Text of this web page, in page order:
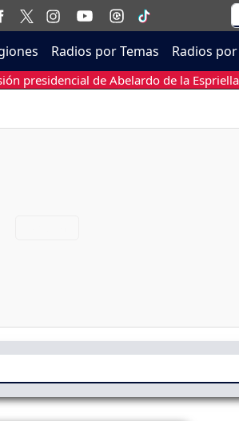
Radios por Temas Radios
presidencial de Abelardo de la Espriella